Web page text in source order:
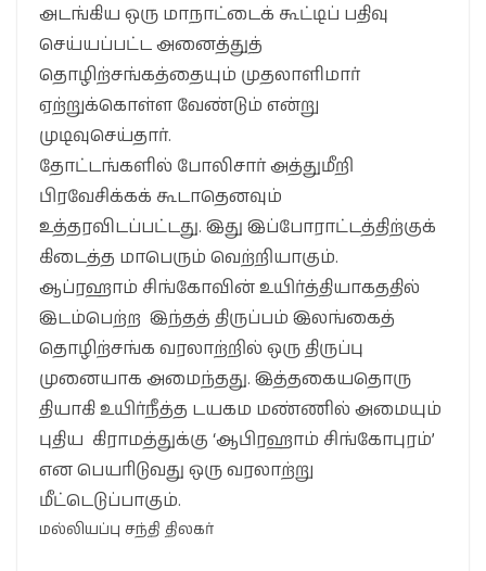
அடங்கிய ஒரு மாநாட்டைக் கூட்டிப் பதிவு
செய்யப்பட்ட அனைத்துத்
தொழிற்சங்கத்தையும் முதலாளிமார்
ஏற்றுக்கொள்ள வேண்டும் என்று
முடிவுசெய்தார்.
தோட்டங்களில் போலிசார் அத்துமீறி
பிரவேசிக்கக் கூடாதெனவும்
உத்தரவிடப்பட்டது. இது இப்போராட்டத்திற்குக்
கிடைத்த மாபெரும் வெற்றியாகும்.
ஆப்ரஹாம் சிங்கோவின் உயிர்த்தியாகததில்
இடம்பெற்ற இந்தத் திருப்பம் இலங்கைத்
தொழிற்சங்க வரலாற்றில் ஒரு திருப்பு
முனையாக அமைந்தது. இத்தகையதொரு
தியாகி உயிர்நீத்த டயகம மண்ணில் அமையும்
புதிய கிராமத்துக்கு ‘ஆபிரஹாம் சிங்கோபுரம்’
என பெயரிடுவது ஒரு வரலாற்று
மீட்டெடுப்பாகும்.
மல்லியப்பு சந்தி திலகர்